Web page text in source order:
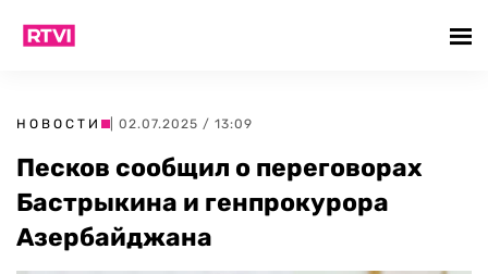
НОВОСТИ | 02.07.2025 / 13:09
Песков сообщил о переговорах
Бастрыкина и генпрокурора
Азербайджана